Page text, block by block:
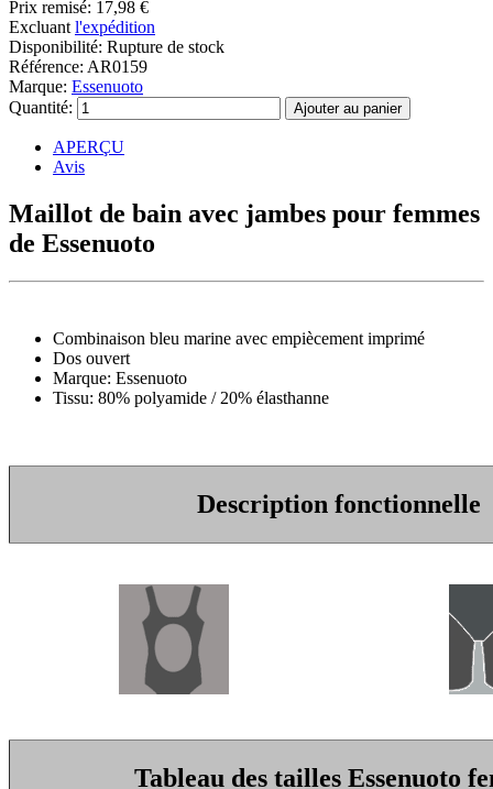
Prix remisé: 17,98 €
Excluant l'expédition
Disponibilité: Rupture de stock
Référence: AR0159
Marque: Essenuoto
Quantité:
APERÇU
Avis
Maillot de bain avec jambes pour femmes
de Essenuoto
Combinaison bleu marine avec empiècement imprimé
Dos ouvert
Marque: Essenuoto
Tissu: 80% polyamide / 20% élasthanne
Description fonctionnelle
Tableau des tailles Essenuoto